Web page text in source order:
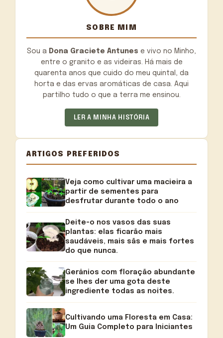
SOBRE MIM
Sou a Dona Graciete Antunes e vivo no Minho,
entre o granito e as videiras. Há mais de
quarenta anos que cuido do meu quintal, da
horta e das ervas aromáticas de casa. Aqui
partilho tudo o que a terra me ensinou.
LER A MINHA HISTÓRIA
ARTIGOS PREFERIDOS
Veja como cultivar uma macieira a
partir de sementes para
desfrutar durante todo o ano
Deite-o nos vasos das suas
plantas: elas ficarão mais
saudáveis, mais sãs e mais fortes
do que nunca.
Gerânios com floração abundante
se lhes der uma gota deste
ingrediente todas as noites.
Cultivando uma Floresta em Casa:
Um Guia Completo para Iniciantes